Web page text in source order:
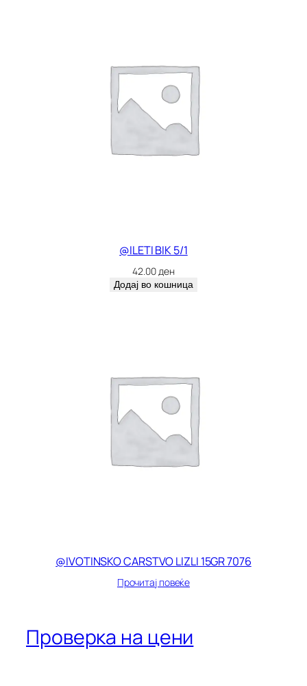
@ILETI BIK 5/1
42.00ден
Додај во кошница
@IVOTINSKO CARSTVO LIZLI 15GR 7076
Прочитај повеќе
Проверка на цени